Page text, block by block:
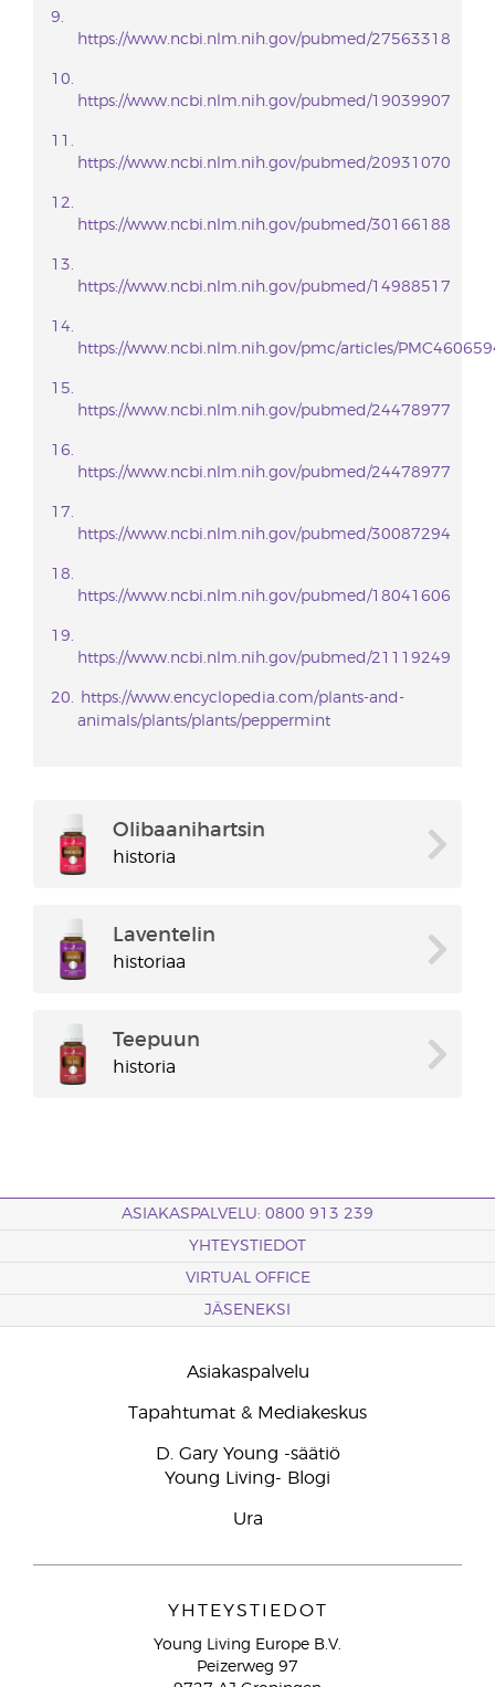
https://www.ncbi.nlm.nih.gov/pubmed/27563318
https://www.ncbi.nlm.nih.gov/pubmed/19039907
https://www.ncbi.nlm.nih.gov/pubmed/20931070
https://www.ncbi.nlm.nih.gov/pubmed/30166188
https://www.ncbi.nlm.nih.gov/pubmed/14988517
https://www.ncbi.nlm.nih.gov/pmc/articles/
https://www.ncbi.nlm.nih.gov/pubmed/24478977
https://www.ncbi.nlm.nih.gov/pubmed/24478977
https://www.ncbi.nlm.nih.gov/pubmed/30087294
https://www.ncbi.nlm.nih.gov/pubmed/18041606
https://www.ncbi.nlm.nih.gov/pubmed/21119249
https://www.encyclopedia.com/plants-and-
animals/plants/plants/peppermint
Olibaanihartsin
historia
Laventelin
historiaa
Teepuun
historia
ASIAKASPALVELU: 0800 913 239
YHTEYSTIEDOT
VIRTUAL OFFICE
JÄSENEKSI
Asiakaspalvelu
Tapahtumat & Mediakeskus
D. Gary Young -säätiö
Young Living- Blogi
Ura
YHTEYSTIEDOT
Young Living Europe B.V.
Peizerweg 97